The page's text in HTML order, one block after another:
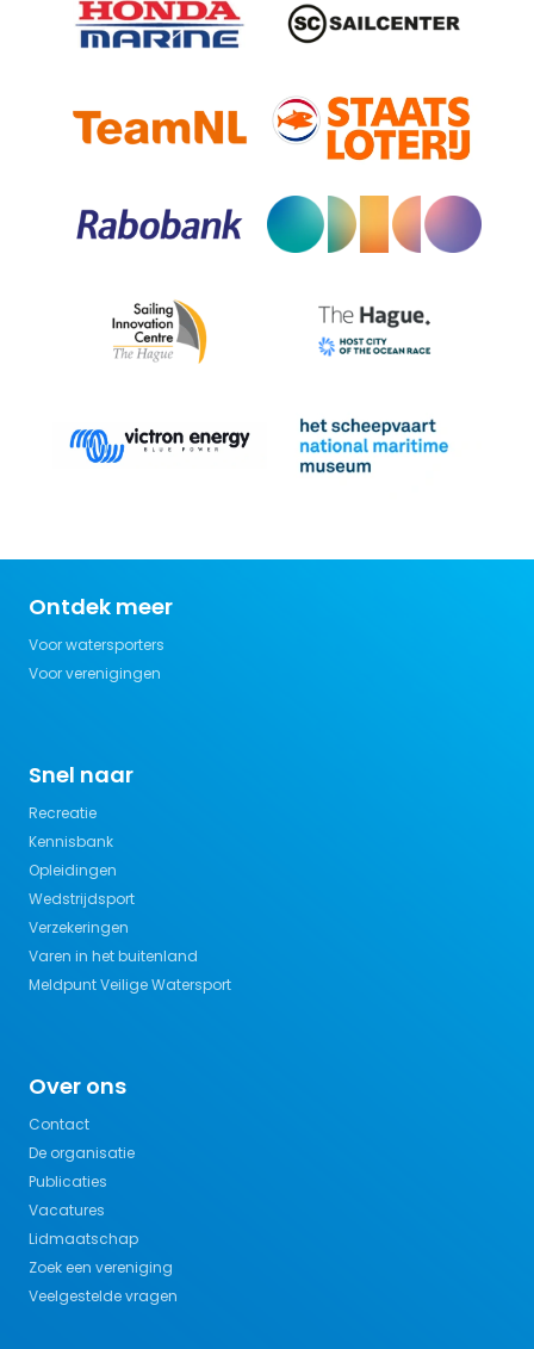
Ontdek meer
Voor watersporters
Voor verenigingen
Snel naar
Recreatie
Kennisbank
Opleidingen
Wedstrijdsport
Verzekeringen
Varen in het buitenland
Meldpunt Veilige Watersport
Over ons
Contact
De organisatie
Publicaties
Vacatures
Lidmaatschap
Zoek een vereniging
Veelgestelde vragen